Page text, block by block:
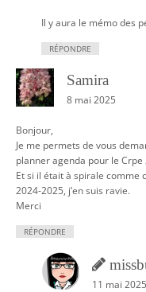
Il y aura le mémo des
RÉPONDRE
Samira
8 mai 2025
Bonjour,
Je me permets de vous
planner agenda pour le Crpe
Et si il était à spirale comme
2024-2025, j’en suis ravie.
Merci
RÉPONDRE
11 mai 2025